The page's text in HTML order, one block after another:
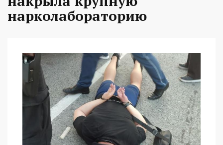
нарколабораторию